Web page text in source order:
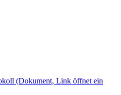
(Dokument, Link öffnet ein